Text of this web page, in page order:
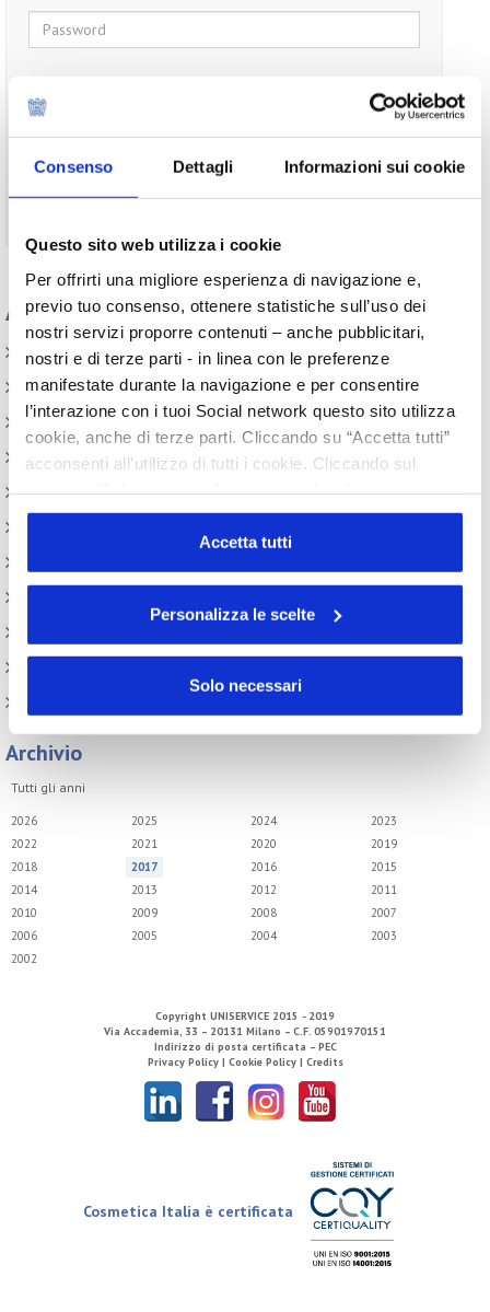
Consenso Dettagli Informazioni sui cookie
Questo sito web utilizza i cookie
Per offrirti una migliore esperienza di navigazione e,
previo tuo consenso, ottenere statistiche sull’uso dei
nostri servizi proporre contenuti – anche pubblicitari,
nostri e di terze parti - in linea con le preferenze
manifestate durante la navigazione e per consentire
l’interazione con i tuoi Social network questo sito utilizza
cookie, anche di terze parti. Cliccando su “Accetta tutti”
acconsenti all’utilizzo di tutti i cookie. Cliccando sul
o profilazione viene utilizzato. Cliccando su
“Personalizza le scelte” è possibile esprimere la propria
volontà in relazione a ciascuna categoria di cookie del
Accetta tutti
Personalizza le scelte
Solo necessari
Password
Appuntamenti
Elenco Completo
Assemblea
Convegno tecnico internazionale
Cosmoprof
Information Day
Archivio
Tutti gli anni
2026 2025 2024
2023
2022
2021 2020
2019
2018
2017 2016
2015
2014
2013 2012
2011
2010
2009 2008
2007
2006
2005 2004
2003
2002
Copyright UNISERVICE 2015 - 2019
Via Accademia, 33 – 20131 Milano – C.F. 05901970151
Indirizzo di posta certificata – PEC
Privacy Policy | Cookie Policy | Credits
Cosmetica Italia è certificata